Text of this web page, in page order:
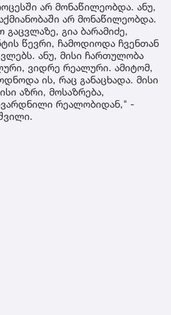
არ მონაწილეობდა. ანუ,
არ მონაწილეობდა.
გია ბარამიძე,
წევრი, ჩამოდიოდა ჩვენთან
ანუ, მისი ჩართულობა
ვიდრე რეალური. ამიტომ,
ის, რაც განაცხადა. მისი
აზრი, მოსაზრება,
რეალობიდან," -